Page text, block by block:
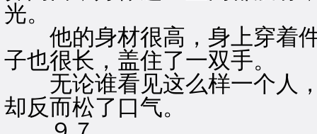
光。
他的身材很高，身上穿着件
子也很长，盖住了一双手。
无论谁看见这么样一个人，
却反而松了口气。